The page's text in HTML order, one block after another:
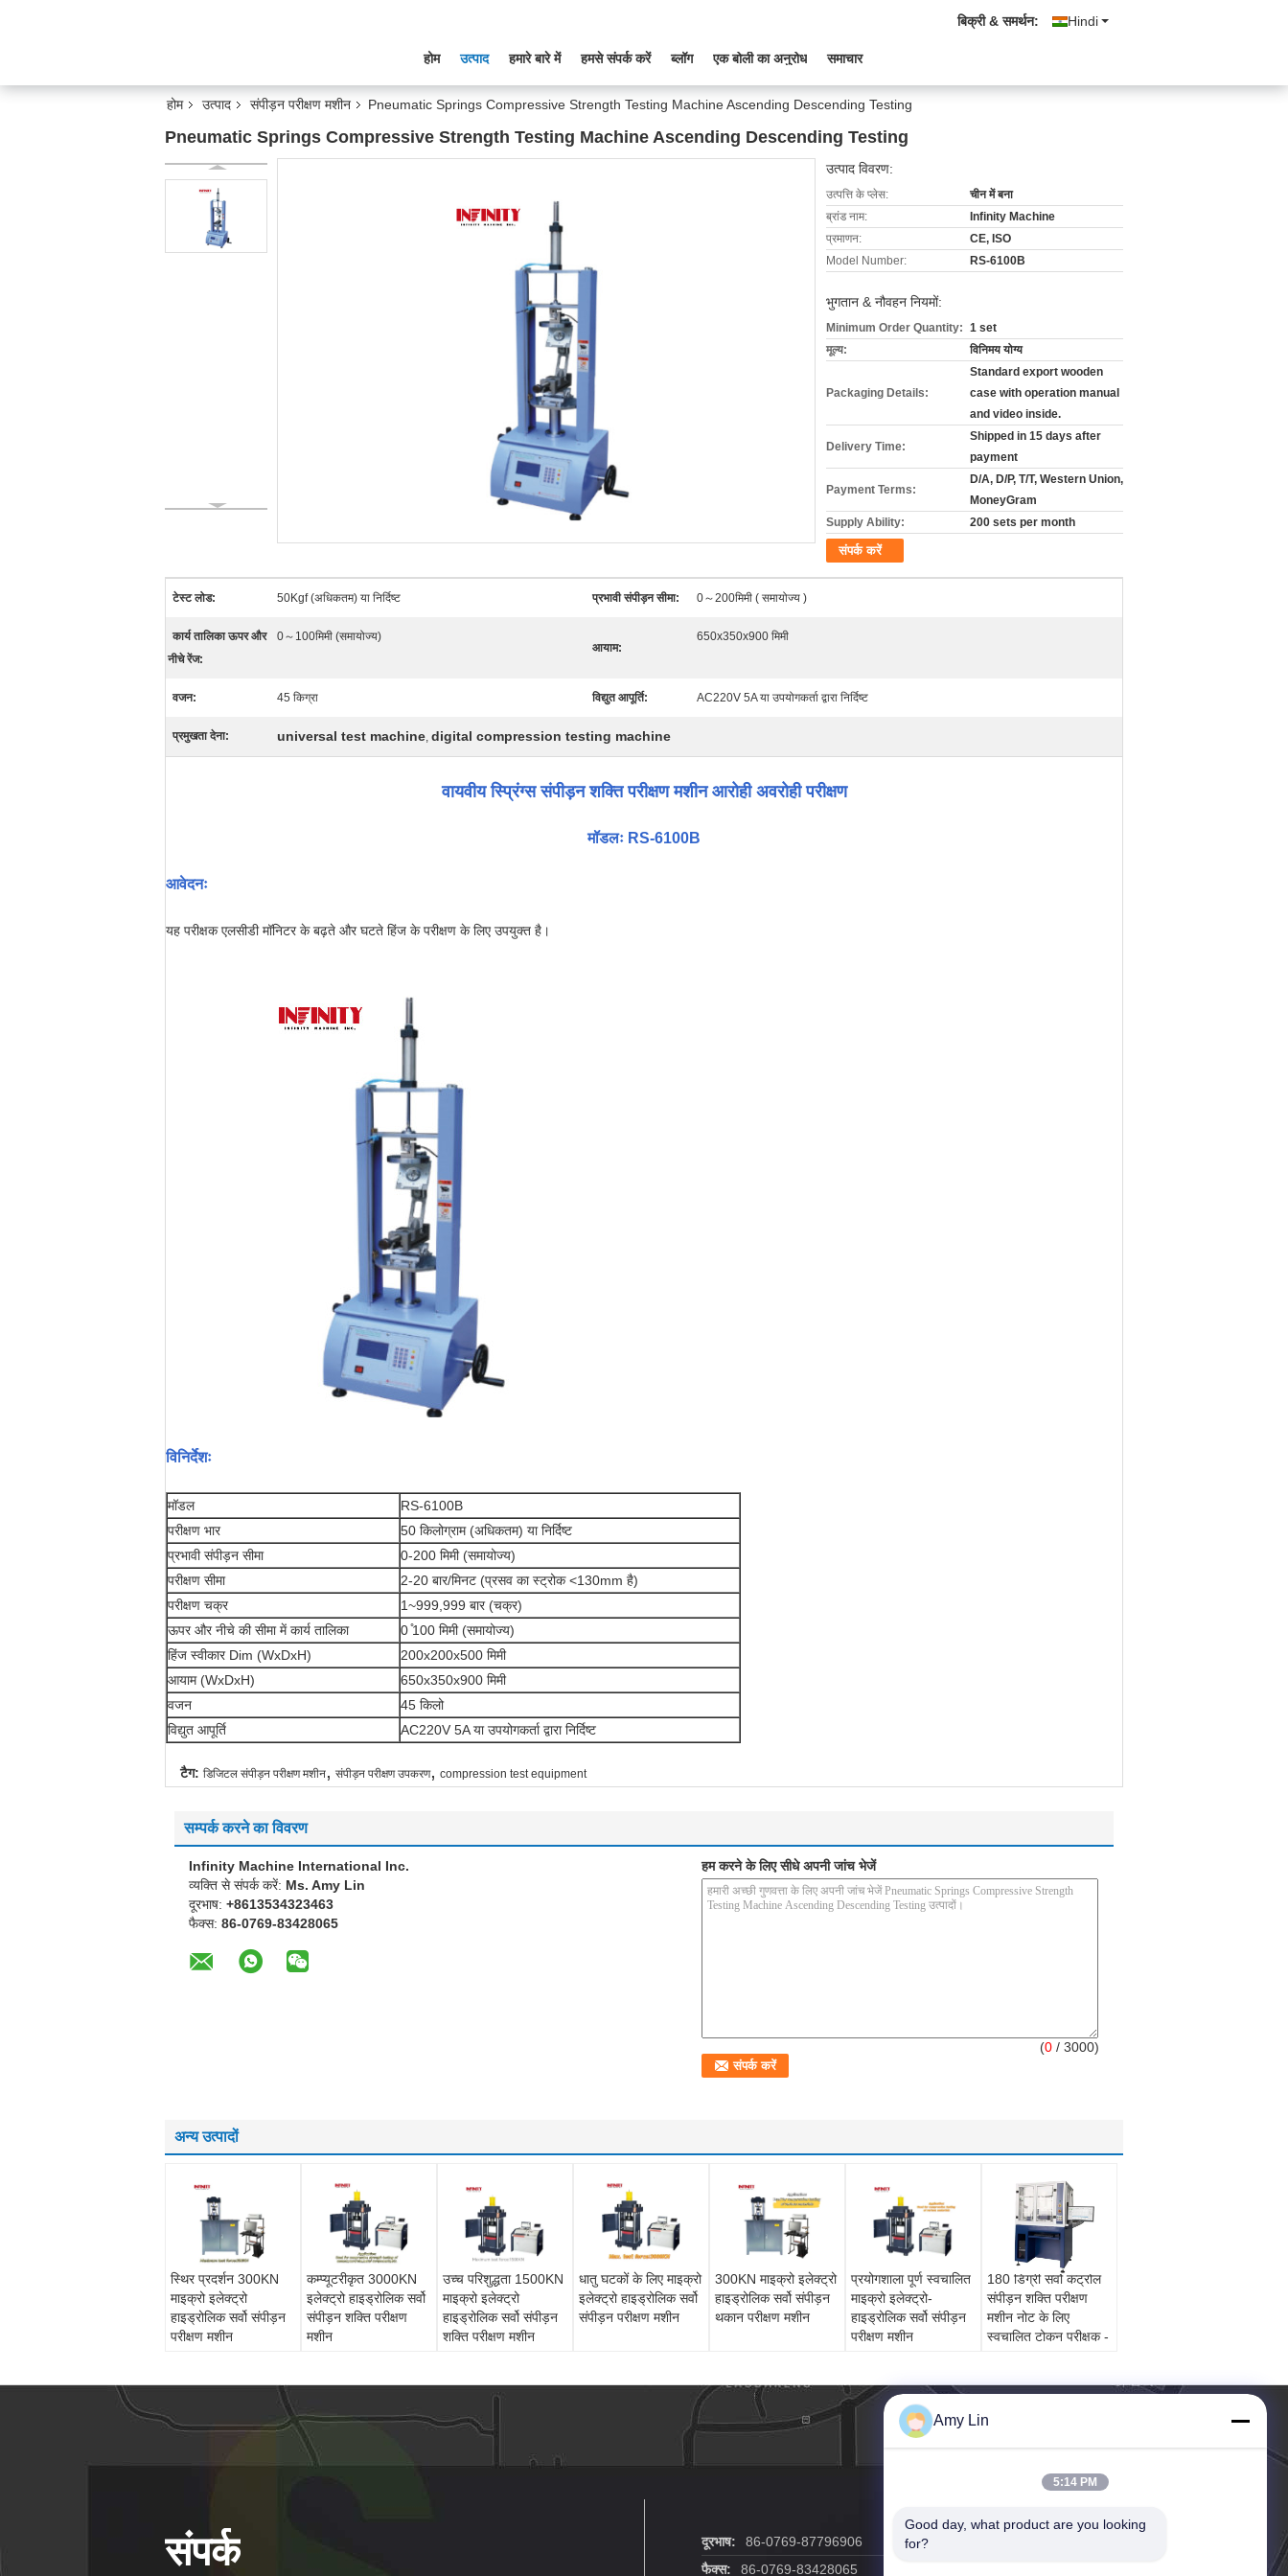
Hindi
बिक्री & समर्थन:
होम उत्पाद हमारे बारे में हमसे संपर्क करें ब्लॉग एक बोली का अनुरोध समाचार
होम उत्पाद संपीड़न परीक्षण मशीन Pneumatic Springs Compressive Strength Testing Machine Ascending Descending Testing
Pneumatic Springs Compressive Strength Testing Machine Ascending Descending Testing
उत्पाद विवरण:
उत्पत्ति के प्लेस:
चीन में बना
ब्रांड नाम:
Infinity Machine
प्रमाणन:
CE, ISO
Model Number:
RS-6100B
भुगतान & नौवहन नियमों:
Minimum Order Quantity: 1 set
मूल्य:
विनिमय योग्य
Packaging Details:
Standard export wooden
case with operation manual
and video inside.
Delivery Time:
Shipped in 15 days after
payment
Payment Terms:
D/A, D/P, T/T, Western Union,
MoneyGram
Supply Ability:
200 sets per month
संपर्क करें
टेस्ट लोड: 50Kgf (अधिकतम) या निर्दिष्ट प्रभावी संपीड़न सीमा: 0～200मिमी ( समायोज्य )
कार्य तालिका ऊपर और
नीचे रेंज:
0～100मिमी (समायोज्य)
आयाम:
650x350x900 मिमी
वजन: 45 किग्रा विद्युत आपूर्ति: AC220V 5A या उपयोगकर्ता द्वारा निर्दिष्ट
प्रमुखता देना: universal test machine, digital compression testing machine
वायवीय स्प्रिंग्स संपीड़न शक्ति परीक्षण मशीन आरोही अवरोही परीक्षण
मॉडलः RS-6100B
आवेदनः
यह परीक्षक एलसीडी मॉनिटर के बढ़ते और घटते हिंज के परीक्षण के लिए उपयुक्त है।
विनिर्देशः
मॉडल
RS-6100B
परीक्षण भार
50 किलोग्राम (अधिकतम) या निर्दिष्ट
प्रभावी संपीड़न सीमा
0-200 मिमी (समायोज्य)
परीक्षण सीमा
2-20 बार/मिनट (प्रसव का स्ट्रोक <130mm है)
परीक्षण चक्र
1~999,999 बार (चक्र)
ऊपर और नीचे की सीमा में कार्य तालिका
0 ̊100 मिमी (समायोज्य)
हिंज स्वीकार Dim (WxDxH)
200x200x500 मिमी
आयाम (WxDxH)
650x350x900 मिमी
वजन
45 किलो
विद्युत आपूर्ति
AC220V 5A या उपयोगकर्ता द्वारा निर्दिष्ट
टैग: डिजिटल संपीड़न परीक्षण मशीन, संपीड़न परीक्षण उपकरण, compression test equipment
सम्पर्क करने का विवरण
Infinity Machine International Inc.
व्यक्ति से संपर्क करें: Ms. Amy Lin
दूरभाष: +8613534323463
फैक्स: 86-0769-83428065
हम करने के लिए सीधे अपनी जांच भेजें
(0 / 3000)
अन्य उत्पादों
स्थिर प्रदर्शन 300KN
माइक्रो इलेक्ट्रो
हाइड्रोलिक सर्वो संपीड़न
परीक्षण मशीन
कम्प्यूटरीकृत 3000KN
इलेक्ट्रो हाइड्रोलिक सर्वो
संपीड़न शक्ति परीक्षण
मशीन
उच्च परिशुद्धता 1500KN
माइक्रो इलेक्ट्रो
हाइड्रोलिक सर्वो संपीड़न
शक्ति परीक्षण मशीन
धातु घटकों के लिए माइक्रो
इलेक्ट्रो हाइड्रोलिक सर्वो
संपीड़न परीक्षण मशीन
300KN माइक्रो इलेक्ट्रो
हाइड्रोलिक सर्वो संपीड़न
थकान परीक्षण मशीन
प्रयोगशाला पूर्ण स्वचालित
माइक्रो इलेक्ट्रो-
हाइड्रोलिक सर्वो संपीड़न
परीक्षण मशीन
180 डिग्री सर्वो कंट्रोल
संपीड़न शक्ति परीक्षण
मशीन नोट के लिए
स्वचालित टोकन परीक्षक -
संपर्क दूरभाष:
86-0769-87796906
फैक्स:
86-0769-83428065
Amy Lin
5:14 PM
Good day, what product are you looking
for?